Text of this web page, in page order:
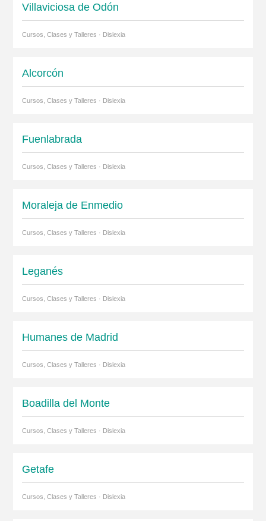
Villaviciosa de Odón
Cursos, Clases y Talleres · Dislexia
Alcorcón
Cursos, Clases y Talleres · Dislexia
Fuenlabrada
Cursos, Clases y Talleres · Dislexia
Moraleja de Enmedio
Cursos, Clases y Talleres · Dislexia
Leganés
Cursos, Clases y Talleres · Dislexia
Humanes de Madrid
Cursos, Clases y Talleres · Dislexia
Boadilla del Monte
Cursos, Clases y Talleres · Dislexia
Getafe
Cursos, Clases y Talleres · Dislexia